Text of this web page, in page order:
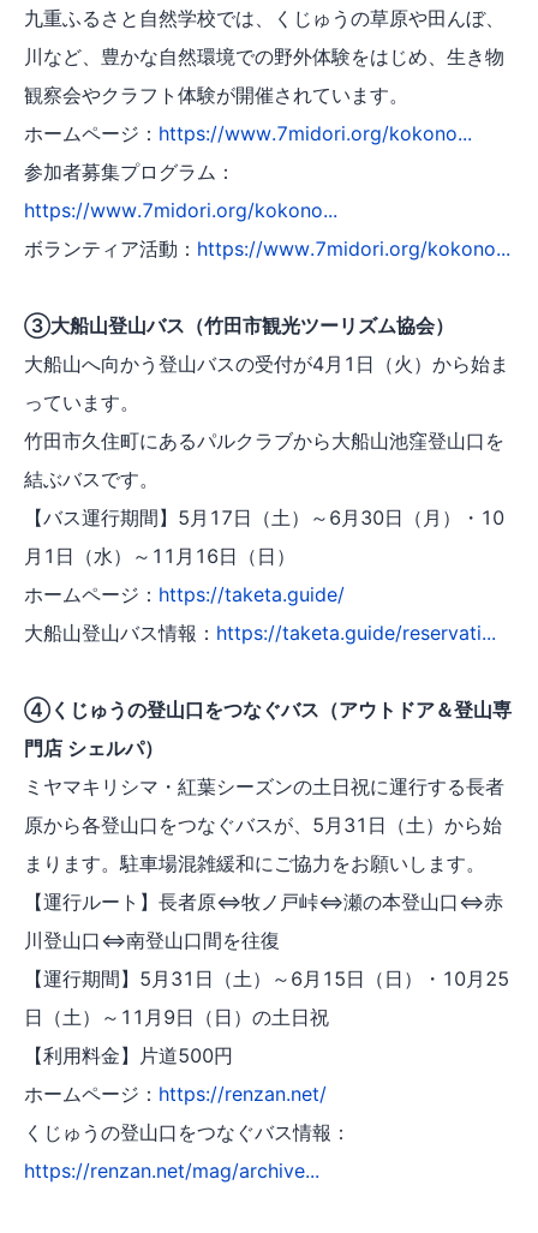
九重ふるさと自然学校では、くじゅうの草原や田んぼ、
川など、豊かな自然環境での野外体験をはじめ、生き物
観察会やクラフト体験が開催されています。
ホームページ： https://www.7midori.org/kokono...
参加者募集プログラム：
https://www.7midori.org/kokono...
ボランティア活動： https://www.7midori.org/kokono...
③大船山登山バス（竹田市観光ツーリズム協会）
大船山へ向かう登山バスの受付が4月1日（火）から始ま
っています。
竹田市久住町にあるパルクラブから大船山池窪登山口を
結ぶバスです。
【バス運行期間】5月17日（土）～6月30日（月）・10
月1日（水）～11月16日（日）
ホームページ： https://taketa.guide/
大船山登山バス情報： https://taketa.guide/reservati...
④くじゅうの登山口をつなぐバス（アウトドア＆登山専
門店 シェルパ）
ミヤマキリシマ・紅葉シーズンの土日祝に運行する長者
原から各登山口をつなぐバスが、5月31日（土）から始
まります。駐車場混雑緩和にご協力をお願いします。
【運行ルート】長者原⇔牧ノ戸峠⇔瀬の本登山口⇔赤
川登山口⇔南登山口間を往復
【運行期間】5月31日（土）～6月15日（日）・10月25
日（土）～11月9日（日）の土日祝
【利用料金】片道500円
ホームページ： https://renzan.net/
くじゅうの登山口をつなぐバス情報：
https://renzan.net/mag/archive...